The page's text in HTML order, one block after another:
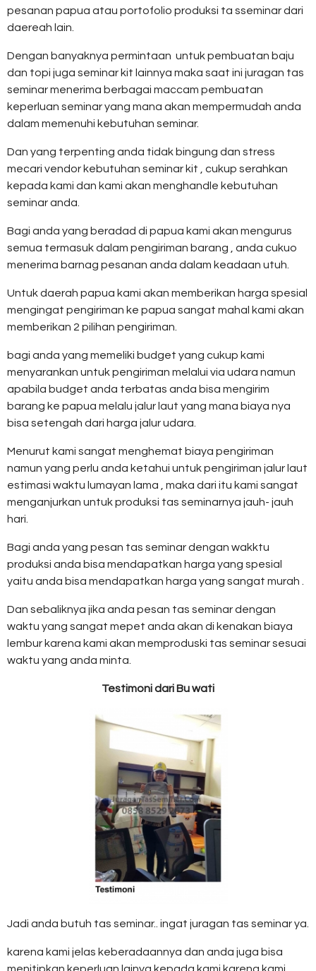
pesanan papua atau portofolio produksi ta sseminar dari
daereah lain.
Dengan banyaknya permintaan untuk pembuatan baju
dan topi juga seminar kit lainnya maka saat ini juragan tas
seminar menerima berbagai maccam pembuatan
keperluan seminar yang mana akan mempermudah anda
dalam memenuhi kebutuhan seminar.
Dan yang terpenting anda tidak bingung dan stress
mecari vendor kebutuhan seminar kit , cukup serahkan
kepada kami dan kami akan menghandle kebutuhan
seminar anda.
Bagi anda yang beradad di papua kami akan mengurus
semua termasuk dalam pengiriman barang , anda cukuo
menerima barnag pesanan anda dalam keadaan utuh.
Untuk daerah papua kami akan memberikan harga spesial
mengingat pengiriman ke papua sangat mahal kami akan
memberikan 2 pilihan pengiriman.
bagi anda yang memeliki budget yang cukup kami
menyarankan untuk pengiriman melalui via udara namun
apabila budget anda terbatas anda bisa mengirim
barang ke papua melalu jalur laut yang mana biaya nya
bisa setengah dari harga jalur udara.
Menurut kami sangat menghemat biaya pengiriman
namun yang perlu anda ketahui untuk pengiriman jalur laut
estimasi waktu lumayan lama , maka dari itu kami sangat
menganjurkan untuk produksi tas seminarnya jauh- jauh
hari.
Bagi anda yang pesan tas seminar dengan wakktu
produksi anda bisa mendapatkan harga yang spesial
yaitu anda bisa mendapatkan harga yang sangat murah .
Dan sebaliknya jika anda pesan tas seminar dengan
waktu yang sangat mepet anda akan di kenakan biaya
lembur karena kami akan memproduski tas seminar sesuai
waktu yang anda minta.
Testimoni dari Bu wati
Jadi anda butuh tas seminar.. ingat juragan tas seminar ya.
karena kami jelas keberadaannya dan anda juga bisa